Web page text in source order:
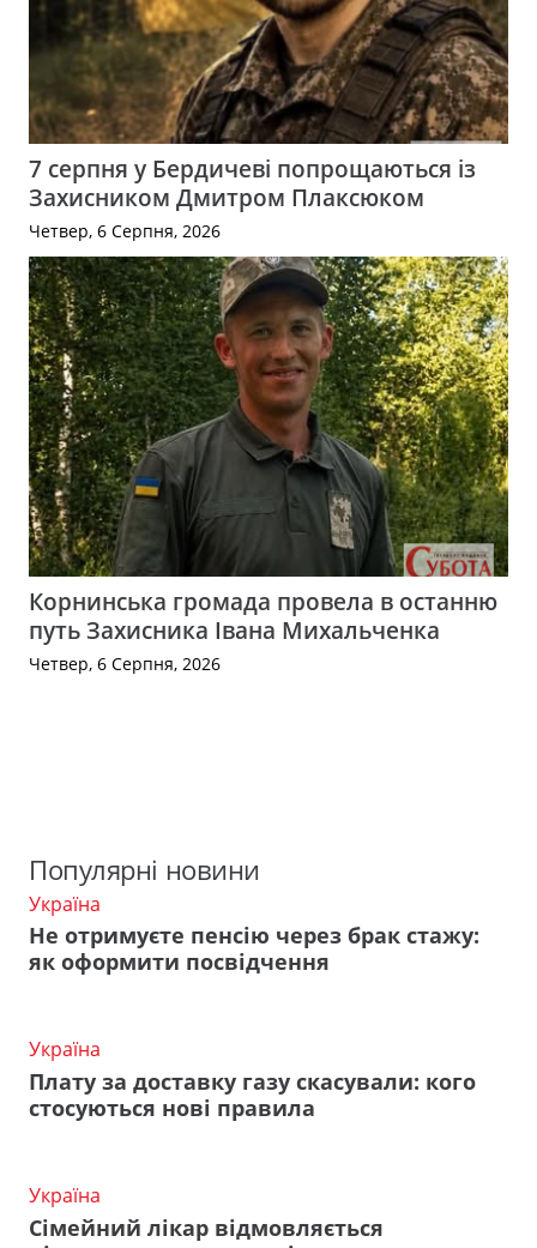
7 серпня у Бердичеві попрощаються із
Захисником Дмитром Плаксюком
Четвер, 6 Серпня, 2026
Корнинська громада провела в останню
путь Захисника Івана Михальченка
Четвер, 6 Серпня, 2026
Популярні новини
Україна
Не отримуєте пенсію через брак стажу:
як оформити посвідчення
Україна
Плату за доставку газу скасували: кого
стосуються нові правила
Україна
Сімейний лікар відмовляється